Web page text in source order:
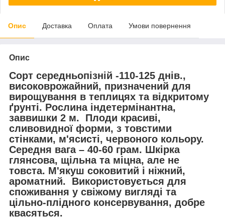
Опис Доставка Оплата Умови повернення
Опис
Сорт середньопізній -110-125 днів.,
високоврожайний, призначений для
вирощування в теплицях та відкритому
ґрунті. Рослина індетермінантна,
заввишки 2 м. Плоди красиві,
сливовидної форми, з товстими
стінками, м'ясисті, червоного кольору.
Середня вага – 40-60 грам. Шкірка
глянсова, щільна та міцна, але не
товста. М'якуш соковитий і ніжний,
ароматний. Використовується для
споживання у свіжому вигляді та
цільно-плідного консервування, добре
квасяться.